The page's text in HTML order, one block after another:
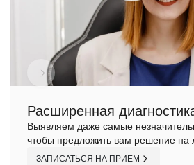
Расширенная
Выявляем даже самые
чтобы предложить вам решение на
ЗАПИСАТЬСЯ НА ПРИЕМ